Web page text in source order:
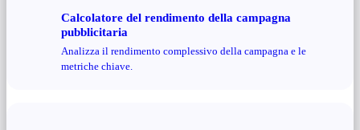
Calcolatore del rendimento della campagna
pubblicitaria
Analizza il rendimento complessivo della campagna e le
metriche chiave.